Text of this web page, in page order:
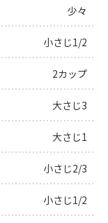
少々
小さじ1/2
2カップ
大さじ3
大さじ1
小さじ2/3
小さじ1/2